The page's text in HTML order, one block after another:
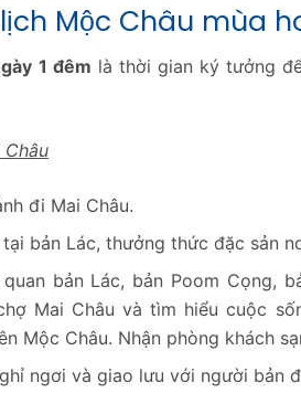
Mộc Châu mùa
1 đêm là thời gian ký tưởng
Châu
đi Mai Châu.
bản Lác, thưởng thức đặc sản
quan bản Lác, bản Poom Cọng,
Mai Châu và tìm hiểu cuộc
Mộc Châu. Nhận phòng khách
ngơi và giao lưu với người bản